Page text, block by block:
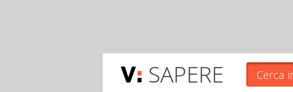
SAPERE